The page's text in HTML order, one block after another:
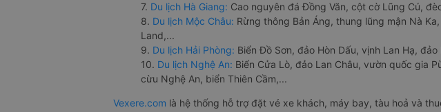
7. Du lịch Hà Giang: Cao nguyên đá Đồng Văn, cột cờ Lũng Cú,
8. Du lịch Mộc Châu: Rừng thông Bản Áng, thung lũng mận Nà
Land,...
9. Du lịch Hải Phòng: Biển Đồ Sơn, đảo Hòn Dấu, vịnh Lan Hạ,
10. Du lịch Nghệ An: Biển Cửa Lò, đảo Lan Châu, vườn quốc gia
cừu Nghệ An, biển Thiên Cầm,...
Vexere.com là hệ thống hỗ trợ đặt vé xe khách, máy bay, tàu hoả và